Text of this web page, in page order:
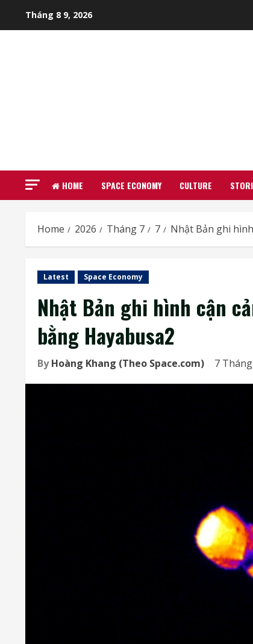
Tháng 8 9, 2026
HOME SPACE ECONOMY CULTURE
Home 2026 Tháng 7 7 Nhật Bản ghi
Latest Space Economy
Nhật Bản ghi hình cận
bằng Hayabusa2
ByHoàng Khang (Theo Space.com) 7 Tháng